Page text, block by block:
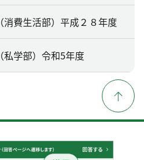
費生活部）平成２８年度
学部）令和5年度